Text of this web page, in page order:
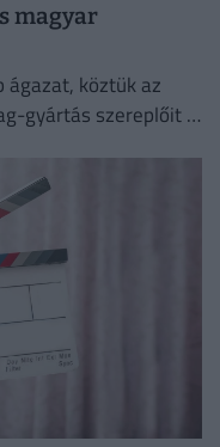
magyar
ágazat, köztük az
gyártás szereplőit is